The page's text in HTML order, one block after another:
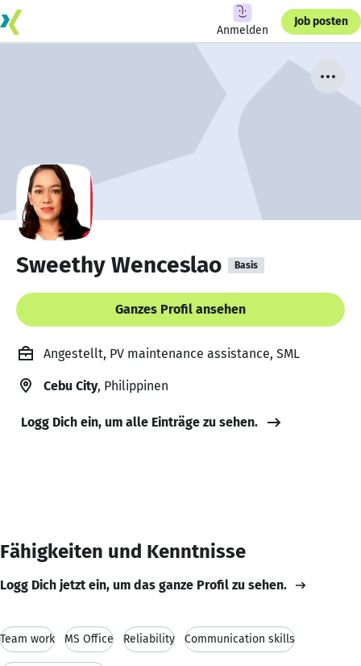
Anmelden
Job posten
Sweethy Wenceslao Basis
Ganzes Profil ansehen
Angestellt, PV maintenance assistance, SML
Cebu City, Philippinen
Logg Dich ein, um alle Einträge zu sehen.
Fähigkeiten und Kenntnisse
Logg Dich jetzt ein, um das ganze Profil zu sehen.
Team work MS Office Reliability Communication skills